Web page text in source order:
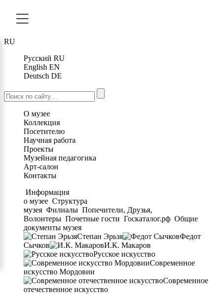
RU
Русский RU
English EN
Deutsch DE
О музее
Коллекция
Посетителю
Научная работа
Проекты
Музейная педагогика
Арт-салон
Контакты
Информация
о музее Структура
музея Филиалы Попечители, Друзья,
Волонтеры Почетные гости Госкаталог.рф Общие
документы музея
Степан Эрьзя
Федот
Сычков
И.К. Макаров
Русское искусство
Современное
искусство Мордовии
Современное
отечественное искусство